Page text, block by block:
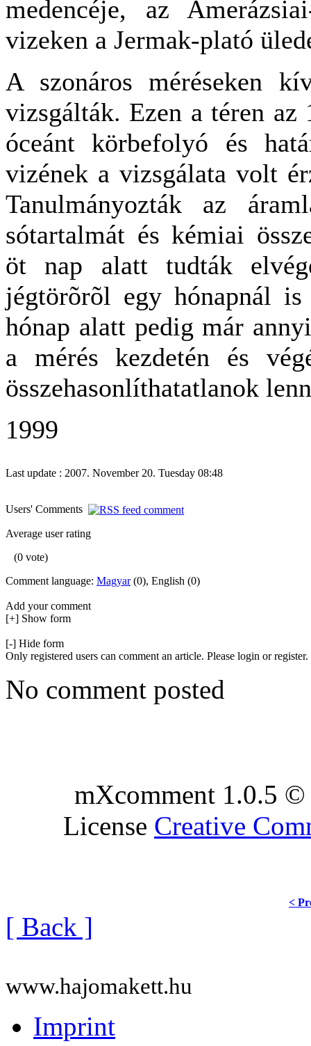
medencéje, az
vizeken a Jermak-plató
A szonáros méréseken
vizsgálták. Ezen a téren
óceánt körbefolyó és
vizének a vizsgálata volt
Tanulmányozták az
sótartalmát és kémiai
öt nap alatt tudták
jégtörõrõl egy hónapnál
hónap alatt pedig már
a mérés kezdetén és
összehasonlíthatatlanok
1999
Last update : 2007. November 20. Tuesday 08:48
Users' Comments
Average user rating
(0 vote)
Comment language: Magyar(0), English (0)
Add your comment
[+] Show form
[-] Hide form
Only registered users can comment an article. Please login or register.
No comment posted
mXcomment 1.0.5
License Creative
<
[ Back ]
www.hajomakett.hu
Imprint